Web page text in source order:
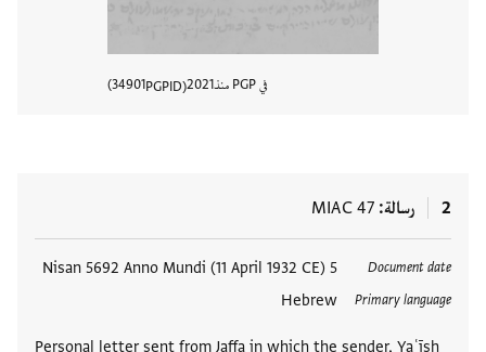
في PGP منذ 2021
PGPID
34901
2 رسالة MIAC 47
Document date
5 Nisan 5692 Anno Mundi (11 April 1932 CE)
Primary language
Hebrew
Personal letter sent from Jaffa in which the sender, Yaʿīsh
العلامات